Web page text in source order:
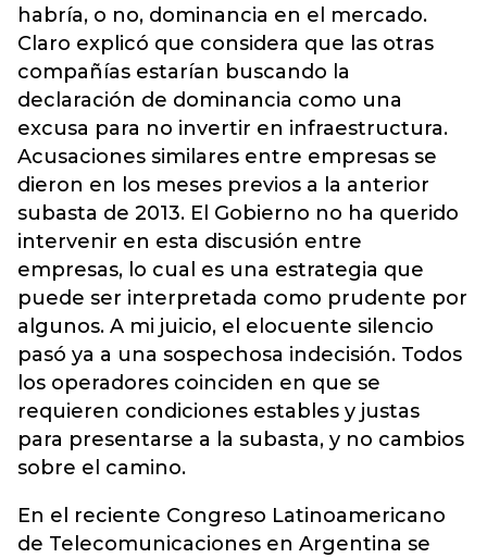
habría, o no, dominancia en el mercado.
Claro explicó que considera que las otras
compañías estarían buscando la
declaración de dominancia como una
excusa para no invertir en infraestructura.
Acusaciones similares entre empresas se
dieron en los meses previos a la anterior
subasta de 2013. El Gobierno no ha querido
intervenir en esta discusión entre
empresas, lo cual es una estrategia que
puede ser interpretada como prudente por
algunos. A mi juicio, el elocuente silencio
pasó ya a una sospechosa indecisión. Todos
los operadores coinciden en que se
requieren condiciones estables y justas
para presentarse a la subasta, y no cambios
sobre el camino.
En el reciente Congreso Latinoamericano
de Telecomunicaciones en Argentina se